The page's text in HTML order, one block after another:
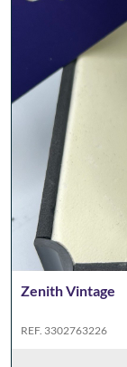
Zenith Vintage
REF. 3302763226